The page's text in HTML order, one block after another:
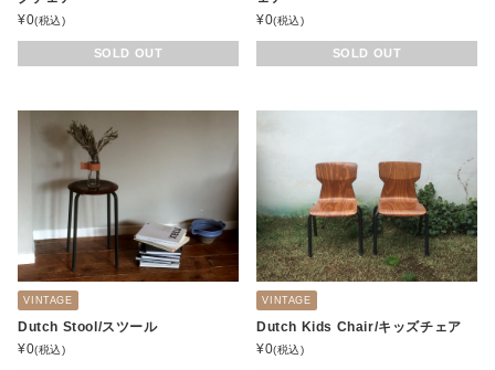
¥0(税込)
SOLD OUT
¥0(税込)
SOLD OUT
VINTAGE
Dutch Stool/スツール
¥0(税込)
VINTAGE
Dutch Kids Chair/キッズチェア
¥0(税込)